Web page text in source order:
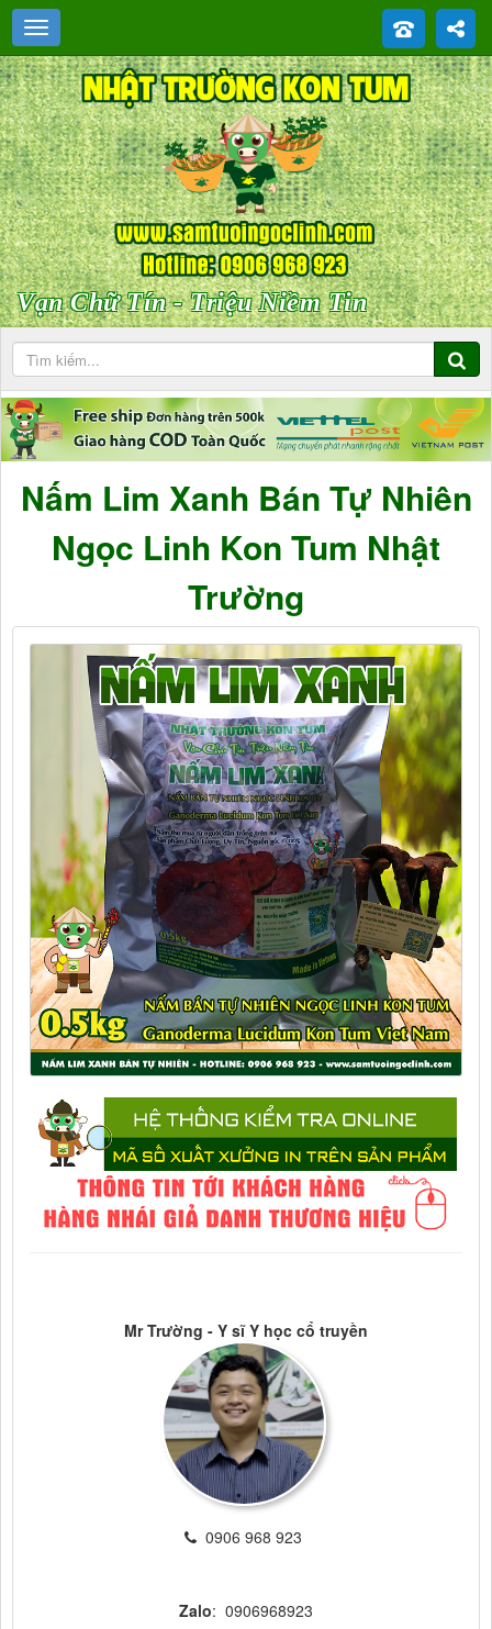
Vạn Chữ Tín - Triệu Niềm Tin
Nấm Lim Xanh Bán Tự Nhiên
Ngọc Linh Kon Tum Nhật
Trường
Mr Trường - Y sĩ Y học cổ truyền
0906 968 923
Zalo: 0906968923